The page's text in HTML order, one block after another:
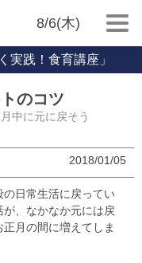
8/6(木)
実践！食育講座」
のコツ
中に元に戻そう
2018/01/05
日常生活に戻ってい
、なかなか元には戻
月の間に増えてしま